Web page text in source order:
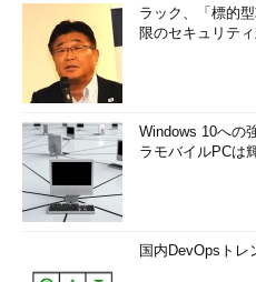
ラック、「標的
限のセキュリテ
Windows 10への
ラモバイルPCは
国内DevOpsトレ